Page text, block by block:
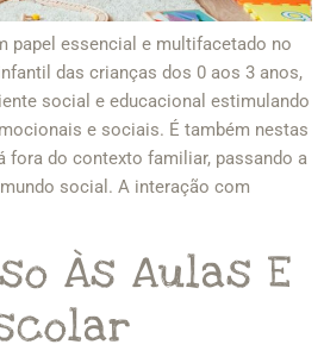
papel essencial e multifacetado no
das crianças dos 0 aos 3 anos,
social e educacional estimulando
e sociais. É também nestas
fora do contexto familiar, passando a
social. A interação com
Às Aulas E